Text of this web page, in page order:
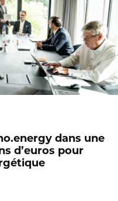
dans une
d’euros pour